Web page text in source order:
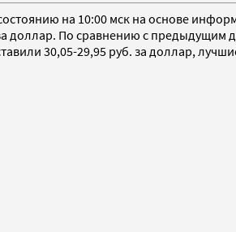
на 10:00 мск на основе
доллар. По сравнению с предыдущим
30,05-29,95 руб. за доллар,